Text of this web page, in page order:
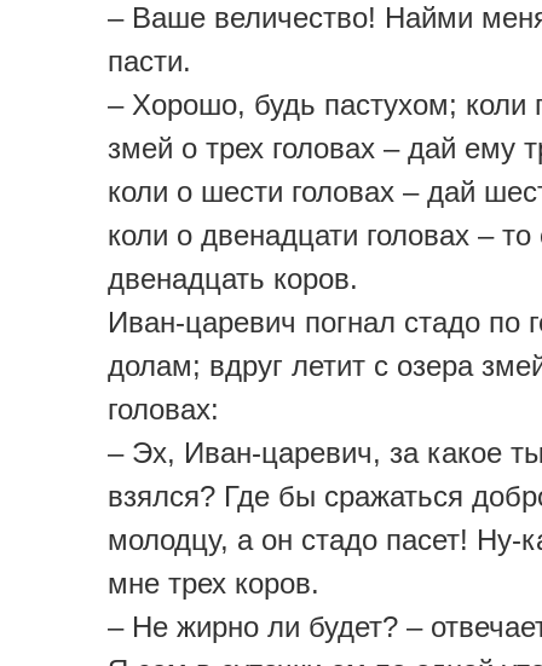
– Ваше величество! Найми
пасти.
– Хорошо, будь пастухом; коли
змей о трех головах – дай ему
коли о шести головах – дай
коли о двенадцати головах – то
двенадцать коров.
Иван-царевич погнал стадо по
долам; вдруг летит с озера
головах:
– Эх, Иван-царевич, за какое
взялся? Где бы сражаться
молодцу, а он стадо пасет! Ну-
мне трех коров.
– Не жирно ли будет? –